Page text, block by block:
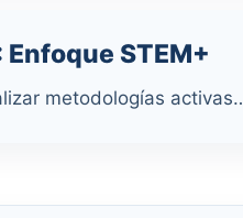
STEM+
metodologías